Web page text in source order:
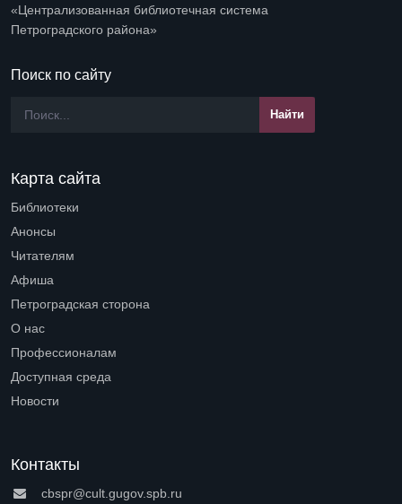
«Централизованная библиотечная система
Петроградского района»
Поиск по сайту
Карта сайта
Библиотеки
Анонсы
Читателям
Афиша
Петроградская сторона
О нас
Профессионалам
Доступная среда
Новости
Контакты
cbspr@cult.gugov.spb.ru